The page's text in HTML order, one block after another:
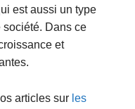
est aussi un type
société. Dans ce
et
articles sur les